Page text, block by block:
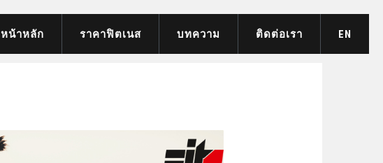
หน้าหลัก ราคาฟิตเนส บทความ ติดต่อเรา EN